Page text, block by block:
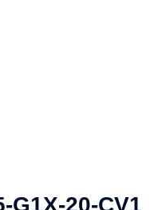
G1X-20-CV1